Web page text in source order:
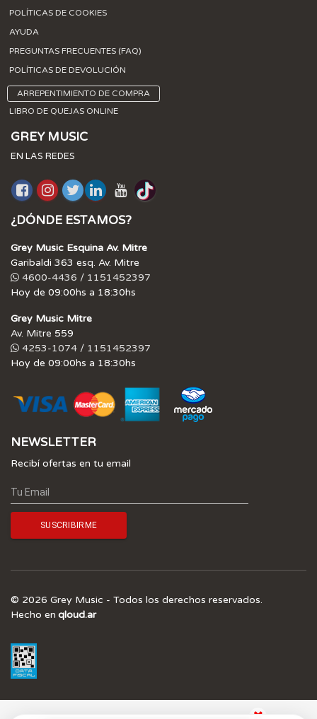
POLÍTICAS DE COOKIES
AYUDA
PREGUNTAS FRECUENTES (FAQ)
POLÍTICAS DE DEVOLUCIÓN
ARREPENTIMIENTO DE COMPRA
LIBRO DE QUEJAS ONLINE
GREY MUSIC
EN LAS REDES
¿DÓNDE ESTAMOS?
Grey Music Esquina Av. Mitre
Garibaldi 363 esq. Av. Mitre
4600-4436 / 1151452397
Hoy de 09:00hs a 18:30hs
Grey Music Mitre
Av. Mitre 559
4253-1074 / 1151452397
Hoy de 09:00hs a 18:30hs
NEWSLETTER
Recibí ofertas en tu email
© 2026 Grey Music - Todos los derechos reservados.
Hecho en qloud.ar